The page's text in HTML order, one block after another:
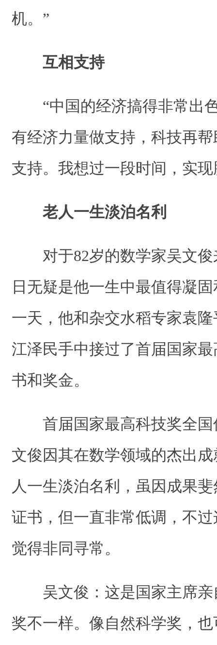
机。”
互相支持
“中国的经济搞得非常出
有经济力量做支持，科技再
支持。我想过一段时间，实
老人一生淡泊名利
对于82岁的数学家吴文俊
日无疑是他一生中最值得凝
一天，他和杂交水稻专家袁
江泽民手中接过了首届国家
书和奖金。
首届国家最高科技奖全国
文俊因其在数学领域的杰出
人一生淡泊名利，虽因成果
证书，但一直非常低调，不
觉得非同寻常。
吴文俊：这是国家主席亲
奖不一样。像自然科学奖，